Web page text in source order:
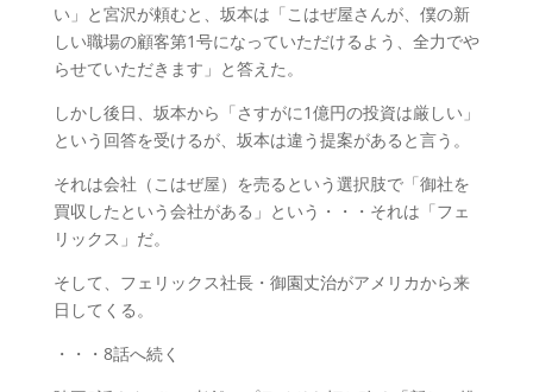
い」と宮沢が頼むと、坂本は「こはぜ屋さんが、僕の新
しい職場の顧客第1号になっていただけるよう、全力でや
らせていただきます」と答えた。
しかし後日、坂本から「さすがに1億円の投資は厳しい」
という回答を受けるが、坂本は違う提案があると言う。
それは会社（こはぜ屋）を売るという選択肢で「御社を
買収したという会社がある」という・・・それは「フェ
リックス」だ。
そして、フェリックス社長・御園丈治がアメリカから来
日してくる。
・・・8話へ続く